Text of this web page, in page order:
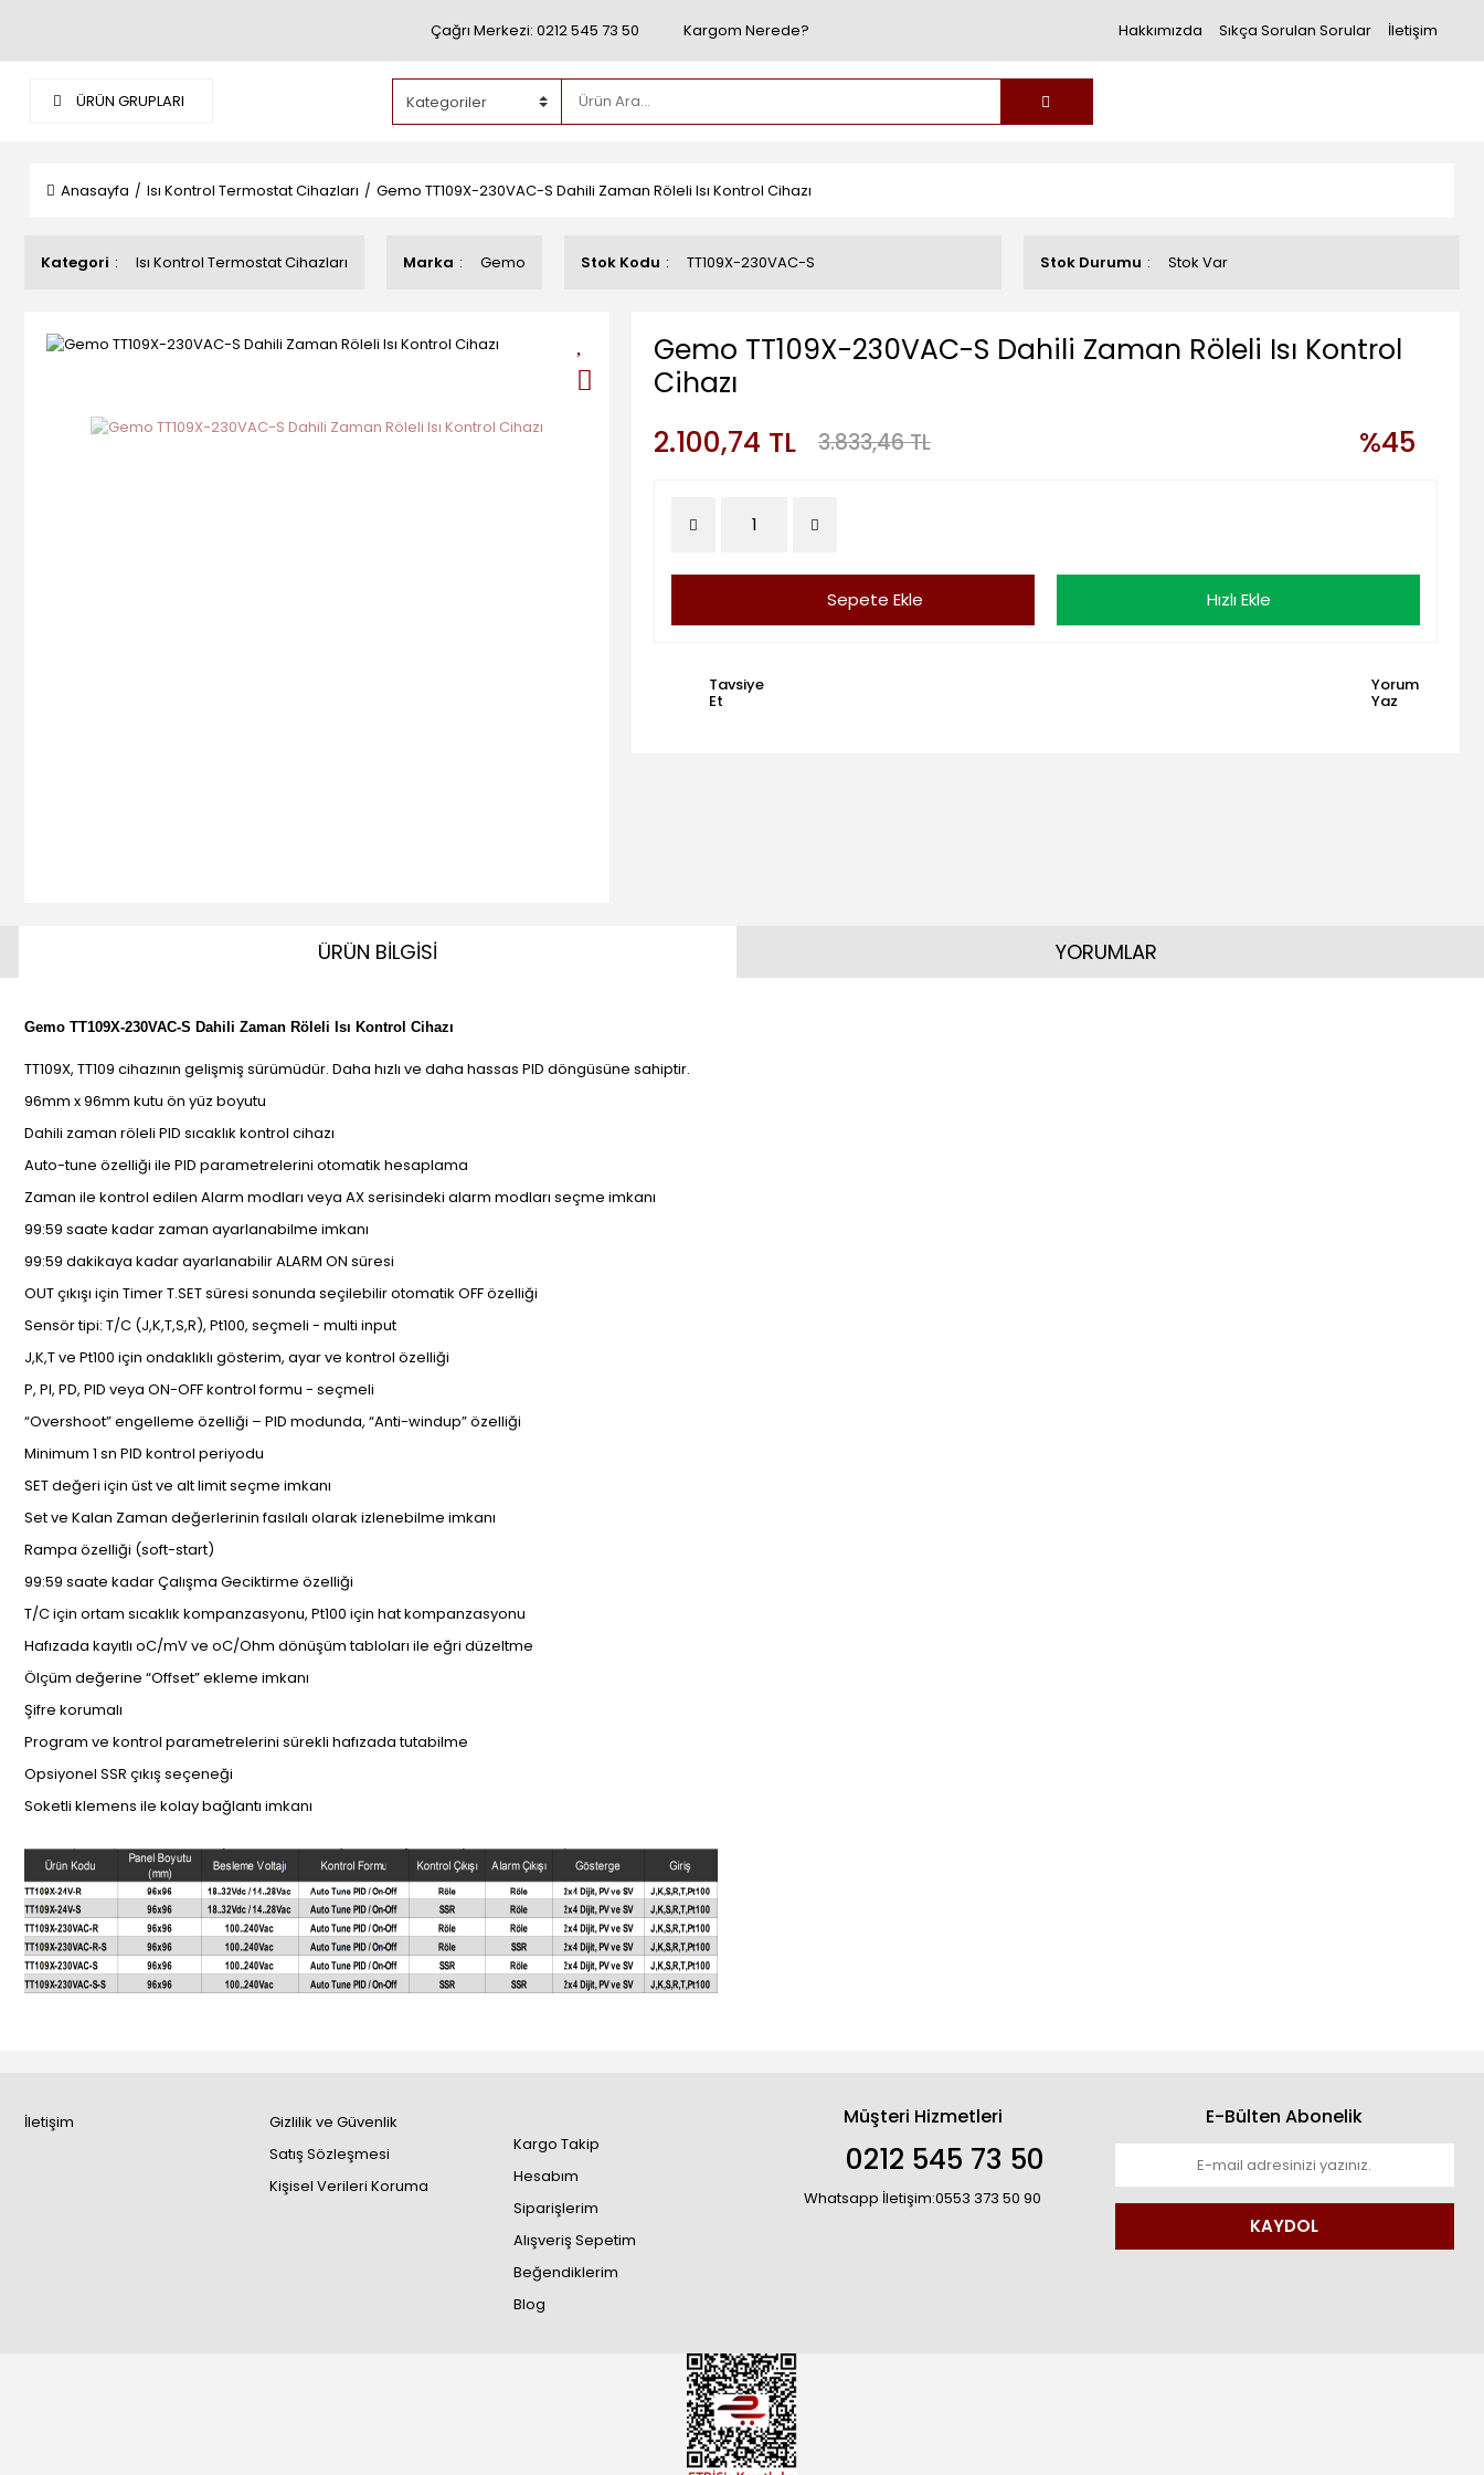
Çağrı Merkezi: 0212 545 73 50 Kargom Nerede? Hakkımızda Sıkça Sorulan Sorular İletişim
ÜRÜN GRUPLARI
Anasayfa Isı Kontrol Termostat Cihazları Gemo TT109X-230VAC-S Dahili Zaman Röleli Isı Kontrol Cihazı
Kategori Isı Kontrol Termostat Cihazları Marka Gemo Stok Kodu TT109X-230VAC-S Stok Durumu Stok Var
Gemo TT109X-230VAC-S Dahili Zaman Röleli Isı Kontrol
Cihazı
2.100,74 TL
3.833,46 TL %45
Sepete Ekle Hızlı Ekle
Tavsiye
Et
Yorum
Yaz
ÜRÜN BİLGİSİ
Gemo TT109X-230VAC-S Dahili Zaman Röleli Isı Kontrol Cihazı
TT109X, TT109 cihazının gelişmiş sürümüdür. Daha hızlı ve daha hassas PID döngüsüne sahiptir.
96mm x 96mm kutu ön yüz boyutu
Dahili zaman röleli PID sıcaklık kontrol cihazı
Auto-tune özelliği ile PID parametrelerini otomatik hesaplama
Zaman ile kontrol edilen Alarm modları veya AX serisindeki alarm modları seçme imkanı
99:59 saate kadar zaman ayarlanabilme imkanı
99:59 dakikaya kadar ayarlanabilir ALARM ON süresi
OUT çıkışı için Timer T.SET süresi sonunda seçilebilir otomatik OFF özelliği
Sensör tipi: T/C (J,K,T,S,R), Pt100, seçmeli - multi input
J,K,T ve Pt100 için ondaklıklı gösterim, ayar ve kontrol özelliği
P, PI, PD, PID veya ON-OFF kontrol formu - seçmeli
“Overshoot” engelleme özelliği – PID modunda, “Anti-windup” özelliği
Minimum 1 sn PID kontrol periyodu
SET değeri için üst ve alt limit seçme imkanı
Set ve Kalan Zaman değerlerinin fasılalı olarak izlenebilme imkanı
Rampa özelliği (soft-start)
99:59 saate kadar Çalışma Geciktirme özelliği
T/C için ortam sıcaklık kompanzasyonu, Pt100 için hat kompanzasyonu
Hafızada kayıtlı oC/mV ve oC/Ohm dönüşüm tabloları ile eğri düzeltme
Ölçüm değerine “Offset” ekleme imkanı
Şifre korumalı
Program ve kontrol parametrelerini sürekli hafızada tutabilme
Opsiyonel SSR çıkış seçeneği
Soketli klemens ile kolay bağlantı imkanı
YORUMLAR
İletişim
Gizlilik ve Güvenlik
Satış Sözleşmesi
Kişisel Verileri Koruma
Kargo Takip
Hesabım
Siparişlerim
Alışveriş Sepetim
Beğendiklerim
Blog
Müşteri Hizmetleri
0212 545 73 50
Whatsapp İletişim:0553 373 50 90
E-Bülten Abonelik
KAYDOL